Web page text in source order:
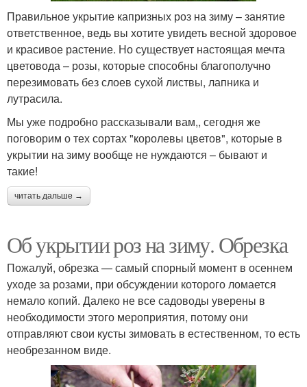
Правильное укрытие капризных роз на зиму – занятие
ответственное, ведь вы хотите увидеть весной здоровое
и красивое растение. Но существует настоящая мечта
цветовода – розы, которые способны благополучно
перезимовать без слоев сухой листвы, лапника и
лутрасила.
Мы уже подробно рассказывали вам,, сегодня же
поговорим о тех сортах "королевы цветов", которые в
укрытии на зиму вообще не нуждаются – бывают и
такие!
читать дальше →
Об укрытии роз на зиму. Обрезка
Пожалуй, обрезка — самый спорный момент в осеннем
уходе за розами, при обсуждении которого ломается
немало копий. Далеко не все садоводы уверены в
необходимости этого мероприятия, потому они
отправляют свои кусты зимовать в естественном, то есть
необрезанном виде.